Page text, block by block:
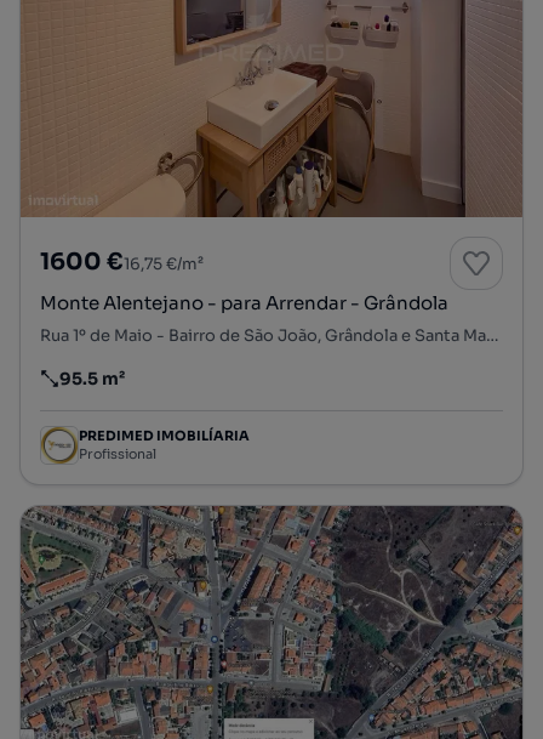
1600 €16,75 €/m²
Monte Alentejano - para Arrendar - Grândola
Rua 1º de Maio - Bairro de São João, Grândola e Santa Margarida da Serra, Grândola, Setúbal
Preço por metro quadrado
95.5 m²
PREDIMED IMOBILÍARIA
Profissional